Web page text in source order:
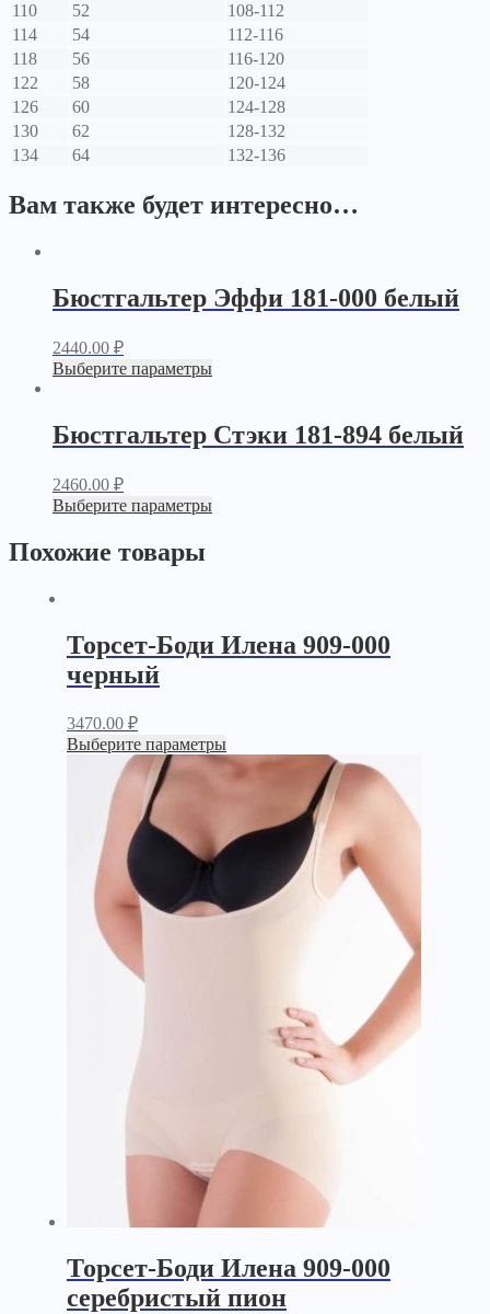
110 52
108-112
114
54
112-116
118
56
116-120
122
58
120-124
126
60
124-128
130
62
128-132
134
64 132-136
Вам также будет интересно…
Бюстгальтер Эффи 181-000 белый
2440.00 ₽
Выберите параметры
Бюстгальтер Стэки 181-894 белый
2460.00 ₽
Выберите параметры
Похожие товары
Торсет-Боди Илена 909-000
черный
3470.00 ₽
Выберите параметры
Торсет-Боди Илена 909-000
серебристый пион